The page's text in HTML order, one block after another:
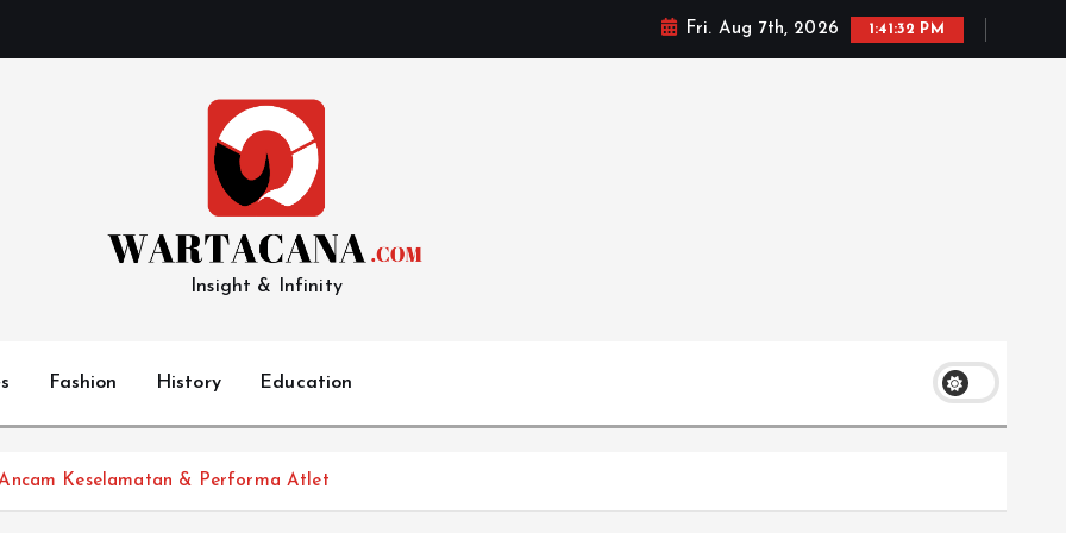
Fri. Aug 7th, 2026 1:41:32 PM
Insight & Infinity
Fashion History Education
Keselamatan & Performa Atlet